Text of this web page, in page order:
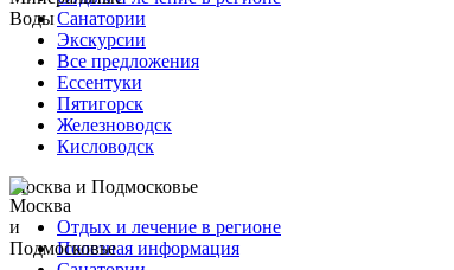
Санатории
Экскурсии
Все предложения
Ессентуки
Пятигорск
Железноводск
Кисловодск
Москва и Подмосковье
Отдых и лечение в регионе
Полезная информация